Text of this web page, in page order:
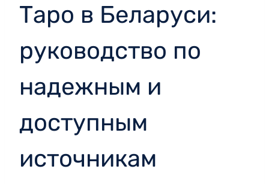
Таро в Беларуси:
руководство по
надежным и
доступным
источникам